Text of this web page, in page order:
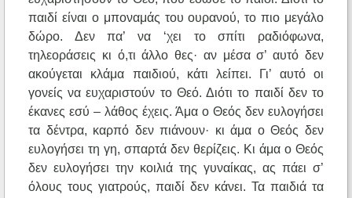
παιδί είναι ο μποναμάς του ουρανού, το πιο μεγάλο
δώρο. Δεν πα’ να ‘χει το σπίτι ραδιόφωνα,
τηλεοράσεις κι ό,τι άλλο θες· αν μέσα σ’ αυτό δεν
ακούγεται κλάμα παιδιού, κάτι λείπει. Γι’ αυτό οι
γονείς να ευχαριστούν το Θεό. Διότι το παιδί δεν το
έκανες εσύ – λάθος έχεις. Άμα ο Θεός δεν ευλογήσει
τα δέντρα, καρπό δεν πιάνουν· κι άμα ο Θεός δεν
ευλογήσει τη γη, σπαρτά δεν θερίζεις. Κι άμα ο Θεός
δεν ευλογήσει την κοιλιά της γυναίκας, ας πάει σ’
όλους τους γιατρούς, παιδί δεν κάνει. Τα παιδιά τα